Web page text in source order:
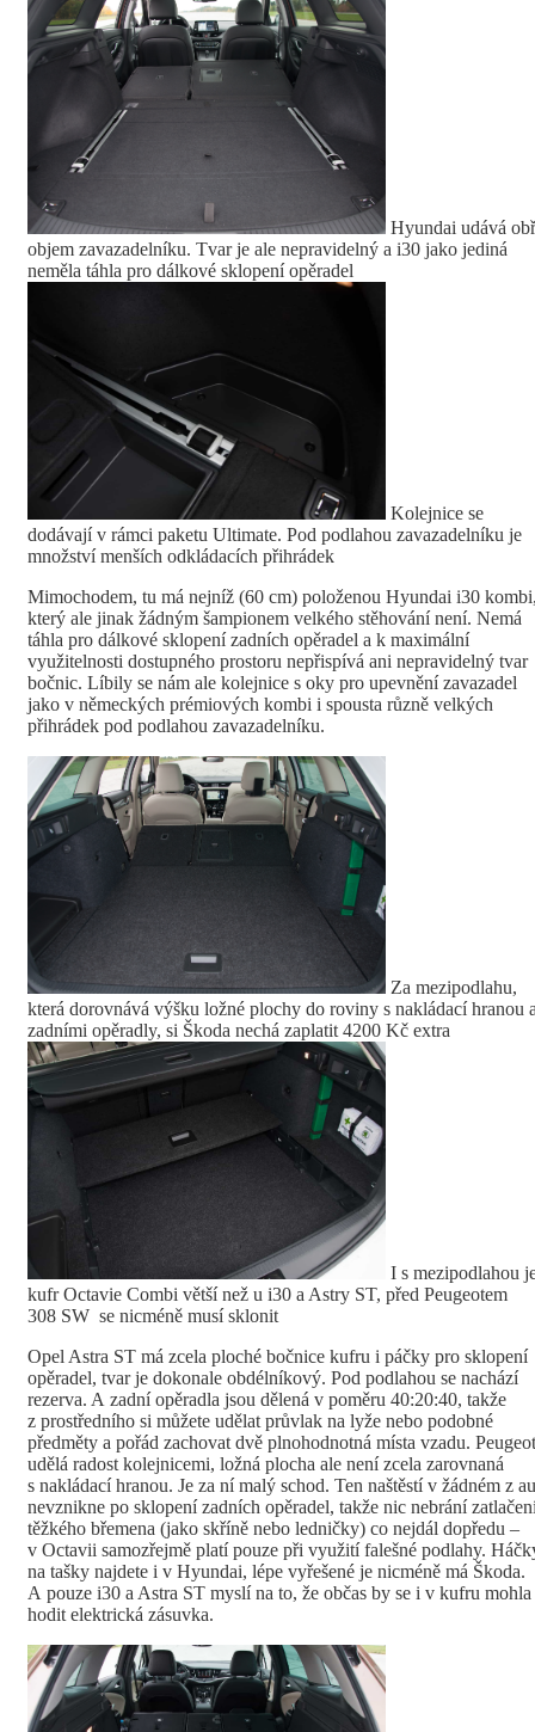
Hyundai udává
objem zavazadelníku. Tvar je ale nepravidelný a i30 jako jediná
neměla táhla pro dálkové sklopení opěradel
Kolejnice se
dodávají v rámci paketu Ultimate. Pod podlahou zavazadelníku je
množství menších odkládacích přihrádek
Mimochodem, tu má nejníž (60 cm) položenou Hyundai i30
který ale jinak žádným šampionem velkého stěhování není. Nemá
táhla pro dálkové sklopení zadních opěradel a k maximální
využitelnosti dostupného prostoru nepřispívá ani nepravidelný tvar
bočnic. Líbily se nám ale kolejnice s oky pro upevnění zavazadel
jako v německých prémiových kombi i spousta různě velkých
přihrádek pod podlahou zavazadelníku.
Za mezipodlahu,
která dorovnává výšku ložné plochy do roviny s nakládací hranou
zadními opěradly, si Škoda nechá zaplatit 4200 Kč extra
I s mezipodlahou
kufr Octavie Combi větší než u i30 a Astry ST, před Peugeotem
308 SW se nicméně musí sklonit
Opel Astra ST má zcela ploché bočnice kufru i páčky pro sklopení
opěradel, tvar je dokonale obdélníkový. Pod podlahou se nachází
rezerva. A zadní opěradla jsou dělená v poměru 40:20:40, takže
z prostředního si můžete udělat průvlak na lyže nebo podobné
předměty a pořád zachovat dvě plnohodnotná místa vzadu. Peugeot
udělá radost kolejnicemi, ložná plocha ale není zcela zarovnaná
s nakládací hranou. Je za ní malý schod. Ten naštěstí v žádném z
nevznikne po sklopení zadních opěradel, takže nic nebrání
těžkého břemena (jako skříně nebo ledničky) co nejdál dopředu –
v Octavii samozřejmě platí pouze při využití falešné podlahy.
na tašky najdete i v Hyundai, lépe vyřešené je nicméně má Škoda.
A pouze i30 a Astra ST myslí na to, že občas by se i v kufru mohla
hodit elektrická zásuvka.